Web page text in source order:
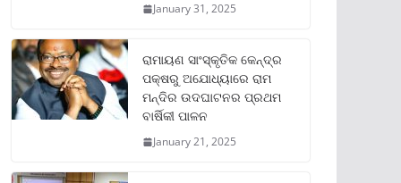
January 31, 2025
ରାମାୟଣ ସାଂସ୍କୃତିକ କେନ୍ଦ୍ର
ପକ୍ଷରୁ ଅଯୋଧ୍ୟାରେ ରାମ
ମନ୍ଦିର ଉଦଘାଟନର ପ୍ରଥମ
ବାର୍ଷିକୀ ପାଳନ
January 21, 2025